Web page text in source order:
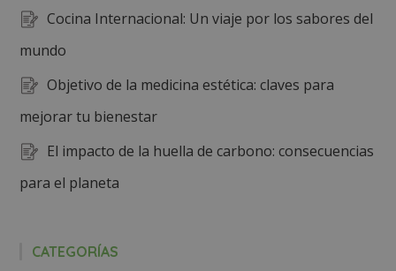
Cocina Internacional: Un viaje por los sabores del
mundo
Objetivo de la medicina estética: claves para
mejorar tu bienestar
El impacto de la huella de carbono: consecuencias
para el planeta
CATEGORÍAS